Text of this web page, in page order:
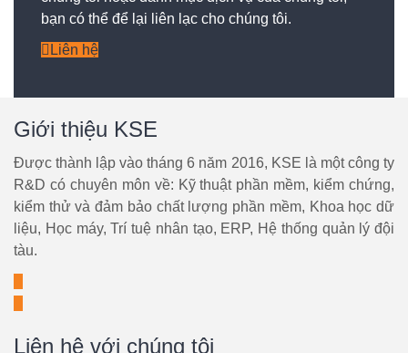
bạn có thể để lại liên lạc cho chúng tôi.
Liên hệ
Giới thiệu KSE
Được thành lập vào tháng 6 năm 2016, KSE là một công ty
R&D có chuyên môn về: Kỹ thuật phần mềm, kiểm chứng,
kiểm thử và đảm bảo chất lượng phần mềm, Khoa học dữ
liệu, Học máy, Trí tuệ nhân tạo, ERP, Hệ thống quản lý đội
tàu.
Liên hệ với chúng tôi